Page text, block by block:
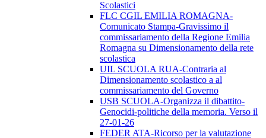
Scolastici
FLC CGIL EMILIA ROMAGNA-
Comunicato Stampa-Gravissimo il
commissariamento della Regione Emilia
Romagna su Dimensionamento della rete
scolastica
UIL SCUOLA RUA-Contraria al
Dimensionamento scolastico a al
commissariamento del Governo
USB SCUOLA-Organizza il dibattito-
Genocidi-politiche della memoria. Verso il
27-01-26
FEDER ATA-Ricorso per la valutazione